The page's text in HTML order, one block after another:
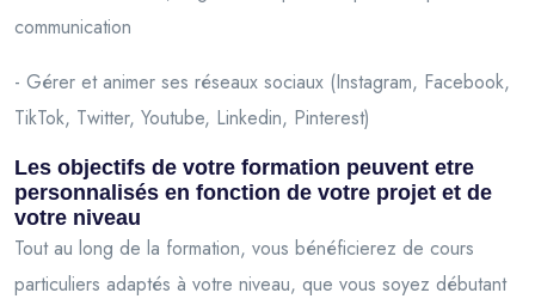
communication
- Gérer et animer ses réseaux sociaux (Instagram, Facebook,
TikTok, Twitter, Youtube, Linkedin, Pinterest)
Les objectifs de votre formation peuvent etre
personnalisés en fonction de votre projet et de
votre niveau
Tout au long de la formation, vous bénéficierez de cours
particuliers adaptés à votre niveau, que vous soyez débutant